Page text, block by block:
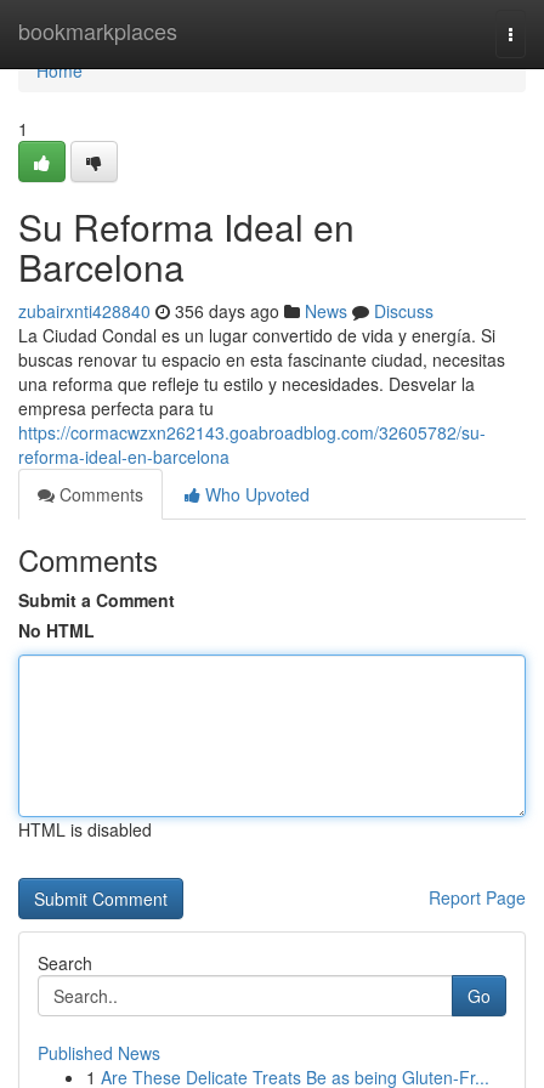
bookmarkplaces
Home
Home
1
Su Reforma Ideal en
Barcelona
zubairxnti428840 356 days ago News
Discuss
La Ciudad Condal es un lugar convertido de vida y energía. Si
buscas renovar tu espacio en esta fascinante ciudad, necesitas
una reforma que refleje tu estilo y necesidades. Desvelar la
empresa perfecta para tu
https://cormacwzxn262143.goabroadblog.com/32605782/su-
reforma-ideal-en-barcelona
Comments
Who Upvoted
Comments
Submit a Comment
No HTML
HTML is disabled
Report Page
Search
Go
Published News
1 Are These Delicate Treats Be as being Gluten-Fr...